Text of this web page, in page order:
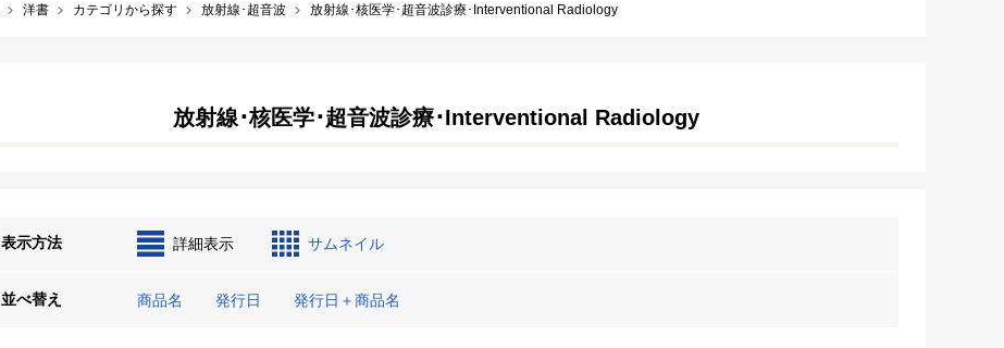
洋書 カテゴリから探す 放射線･超音波 放射線･核医学･超音波診療･Interventional Radiology
放射線･核医学･超音波診療･Interventional Radiology
表示方法 詳細表示 サムネイル
並べ替え 商品名 発行日 発行日＋商品名